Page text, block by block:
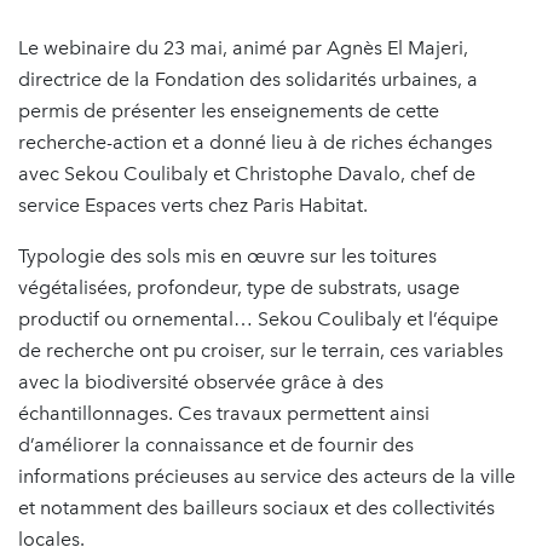
Le webinaire du 23 mai, animé par Agnès El Majeri,
directrice de la Fondation des solidarités urbaines, a
permis de présenter les enseignements de cette
recherche-action et a donné lieu à de riches échanges
avec Sekou Coulibaly et Christophe Davalo, chef de
service Espaces verts chez Paris Habitat.
Typologie des sols mis en œuvre sur les toitures
végétalisées, profondeur, type de substrats, usage
productif ou ornemental… Sekou Coulibaly et l’équipe
de recherche ont pu croiser, sur le terrain, ces variables
avec la biodiversité observée grâce à des
échantillonnages. Ces travaux permettent ainsi
d’améliorer la connaissance et de fournir des
informations précieuses au service des acteurs de la ville
et notamment des bailleurs sociaux et des collectivités
locales.